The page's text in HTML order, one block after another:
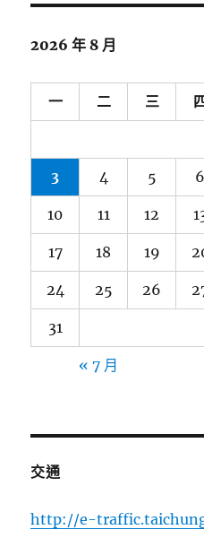
2026 年 8 月
一 二 三
3 4 5 6
10 11 12
17 18 19
24 25 26
31
« 7 月
交通
http://e-